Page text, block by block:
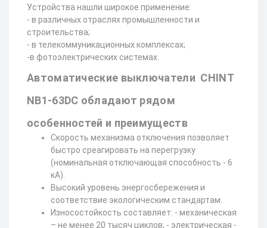
Устройства нашли широкое применение:
- в различных отраслях промышленности и
строительства;
- в телекоммуникационных комплексах;
-в фотоэлектрических системах.
Автоматические выключатели CHINT
NB1-63DC обладают рядом
особенностей и преимуществ
Скорость механизма отключения позволяет
быстро среагировать на перегрузку
(номинальная отключающая способность - 6
кА).
Высокий уровень энергосбережения и
соответствие экологическим стандартам.
Износостойкость составляет: - механическая
– не менее 20 тысяч циклов; - электрическая -